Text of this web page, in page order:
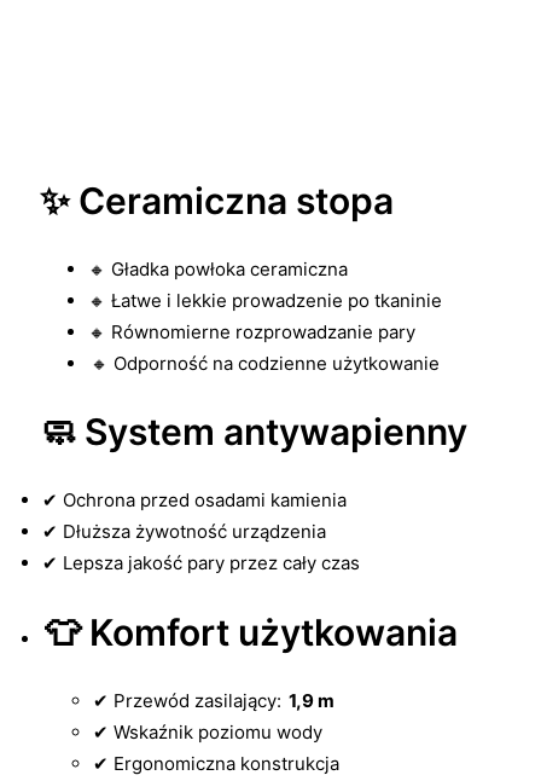
✨ Ceramiczna stopa
🔸 Gładka powłoka ceramiczna
🔸 Łatwe i lekkie prowadzenie po tkaninie
🔸 Równomierne rozprowadzanie pary
🔸 Odporność na codzienne użytkowanie
🧼 System antywapienny
✔ Ochrona przed osadami kamienia
✔ Dłuższa żywotność urządzenia
✔ Lepsza jakość pary przez cały czas
👕 Komfort użytkowania
✔ Przewód zasilający: 1,9 m
✔ Wskaźnik poziomu wody
✔ Ergonomiczna konstrukcja